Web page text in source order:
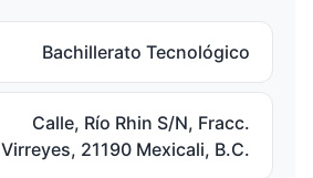
Bachillerato Tecnológico
Calle, Río Rhin S/N, Fracc.
Virreyes, 21190 Mexicali, B.C.